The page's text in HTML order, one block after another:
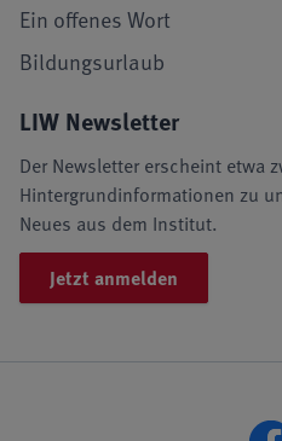
Ein offenes Wort
Bildungsurlaub
LIW Newsletter
Der Newsletter erscheint etwa
Hintergrundinformationen zu
Neues aus dem Institut.
Jetzt anmelden